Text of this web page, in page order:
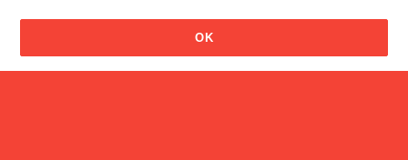
【第2週目】グリコワゴン
OK